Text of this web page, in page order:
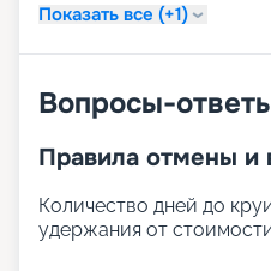
Показать все (+1)
Вопросы-
Правила отмены и
Количество дней до
удержания от